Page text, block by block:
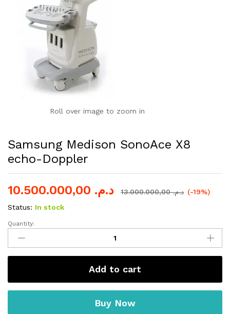
Roll over image to zoom in
Samsung Medison SonoAce X8
echo-Doppler
د.م. د.م.13.000.000,00
(-19%)
Status: In stock
Samsung
Medison
SonoAce
X8
Doppler
quantity
Quantity:
Add to cart
Buy Now